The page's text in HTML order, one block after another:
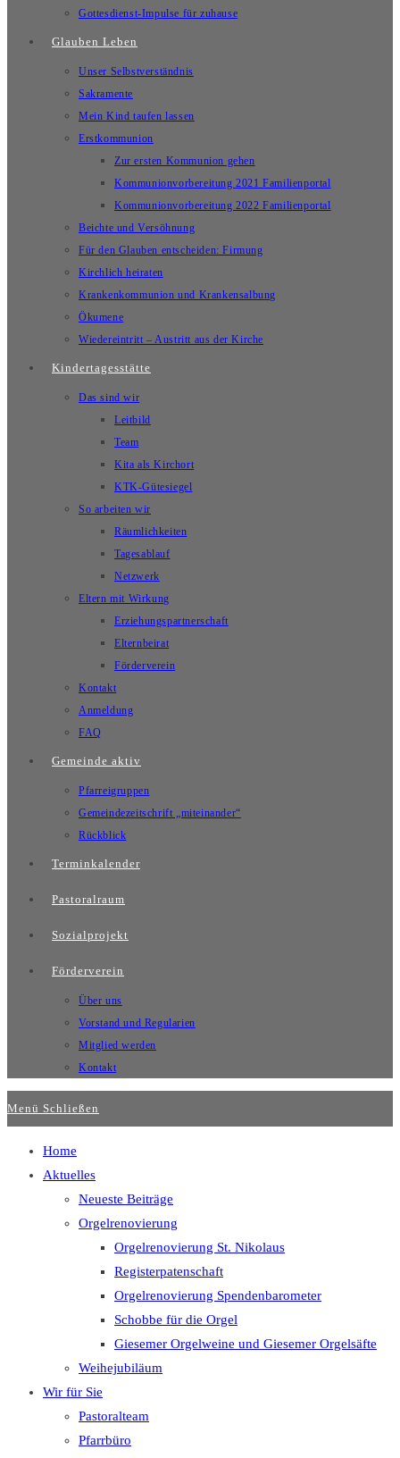
Gottesdienst-Impulse für zuhause
Glauben Leben
Unser Selbstverständnis
Sakramente
Mein Kind taufen lassen
Erstkommunion
Zur ersten Kommunion gehen
Kommunionvorbereitung 2021 Familienportal
Kommunionvorbereitung 2022 Familienportal
Beichte und Versöhnung
Für den Glauben entscheiden: Firmung
Kirchlich heiraten
Krankenkommunion und Krankensalbung
Ökumene
Wiedereintritt – Austritt aus der Kirche
Kindertagesstätte
Das sind wir
Leitbild
Team
Kita als Kirchort
KTK-Gütesiegel
So arbeiten wir
Räumlichkeiten
Tagesablauf
Netzwerk
Eltern mit Wirkung
Erziehungspartnerschaft
Elternbeirat
Förderverein
Kontakt
Anmeldung
FAQ
Gemeinde aktiv
Pfarreigruppen
Gemeindezeitschrift „miteinander“
Rückblick
Terminkalender
Pastoralraum
Sozialprojekt
Förderverein
Über uns
Vorstand und Regularien
Mitglied werden
Kontakt
Menü Schließen
Home
Aktuelles
Neueste Beiträge
Orgelrenovierung
Orgelrenovierung St. Nikolaus
Registerpatenschaft
Orgelrenovierung Spendenbarometer
Schobbe für die Orgel
Giesemer Orgelweine und Giesemer Orgelsäfte
Weihejubiläum
Wir für Sie
Pastoralteam
Pfarrbüro